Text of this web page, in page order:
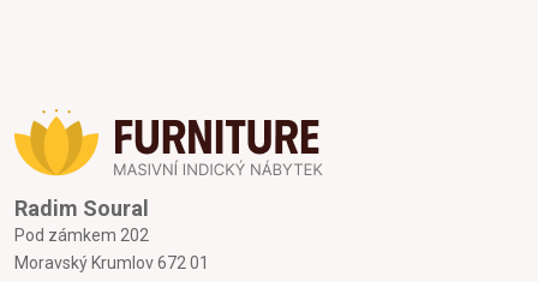
Radim Soural
Pod zámkem 202
Moravský Krumlov 672 01